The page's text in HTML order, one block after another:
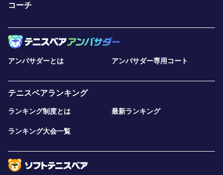
コーチ
アンバサダーとは アンバサダー専用コート
テニスベアランキング
ランキング制度とは 最新ランキング
ランキング大会一覧